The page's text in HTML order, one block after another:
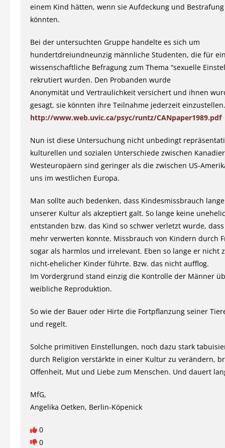
einem Kind hätten, wenn sie Aufdeckung und
könnten.
Bei der untersuchten Gruppe handelte es sich um
hundertdreiundneunzig männliche Studenten, die für
wissenschaftliche Befragung zum Thema “sexuelle
rekrutiert wurden. Den Probanden wurde
Anonymität und Vertraulichkeit versichert und ihnen
gesagt, sie könnten ihre Teilnahme jederzeit einzustellen.
http://www.web.uvic.ca/psyc/runtz/CANpaper1989.pdf
Nun ist diese Untersuchung nicht unbedingt
kulturellen und sozialen Unterschiede zwischen
Westeuropäern sind geringer als die zwischen US-
uns im westlichen Europa.
Man sollte auch bedenken, dass Kindesmissbrauch
unserer Kultur als akzeptiert galt. So lange keine
entstanden bzw. das Kind so schwer verletzt wurde,
mehr verwerten konnte. Missbrauch von Kindern durch
sogar als harmlos und irrelevant. Eben so lange er nicht
nicht-ehelicher Kinder führte. Bzw. das nicht aufflog.
Im Vordergrund stand einzig die Kontrolle der Männer
weibliche Reproduktion.
So wie der Bauer oder Hirte die Fortpflanzung seiner
und regelt.
Solche primitiven Einstellungen, noch dazu stark
durch Religion verstärkte in einer Kultur zu verändern,
Offenheit, Mut und Liebe zum Menschen. Und dauert
MfG,
Angelika Oetken, Berlin-Köpenick
0
0